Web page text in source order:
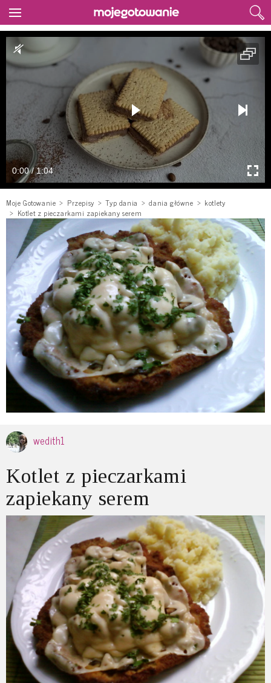
0:00 / 1:04
Moje Gotowanie Przepisy Typ dania dania główne
kotlety
Kotlet z pieczarkami zapiekany serem
wedith1
Kotlet z pieczarkami
zapiekany serem